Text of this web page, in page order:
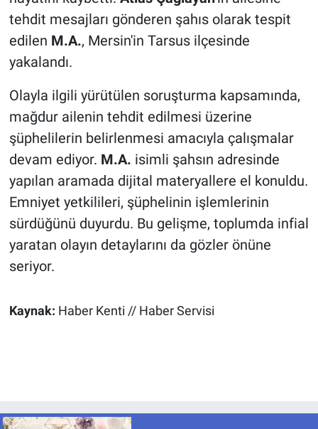
tehdit mesajları gönderen şahıs olarak tespit
edilen M.A., Mersin'in Tarsus ilçesinde
yakalandı.
Olayla ilgili yürütülen soruşturma kapsamında,
mağdur ailenin tehdit edilmesi üzerine
şüphelilerin belirlenmesi amacıyla çalışmalar
devam ediyor. M.A. isimli şahsın adresinde
yapılan aramada dijital materyallere el konuldu.
Emniyet yetkilileri, şüphelinin işlemlerinin
sürdüğünü duyurdu. Bu gelişme, toplumda infial
yaratan olayın detaylarını da gözler önüne
seriyor.
Kaynak: Haber Kenti // Haber Servisi